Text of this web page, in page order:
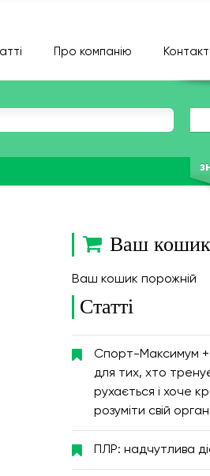
Про компанію
Ваш кошик
Ваш кошик порожній
Статті
Спорт-Максимум +
для тих, хто
рухається і хоче
розуміти свій
ПЛР: надчутлива